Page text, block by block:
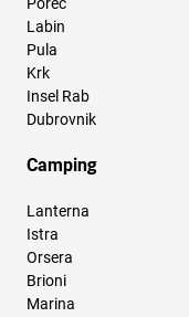
Poreč
Labin
Pula
Krk
Insel Rab
Dubrovnik
Camping
Lanterna
Istra
Orsera
Brioni
Marina